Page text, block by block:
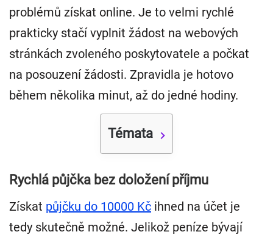
problémů získat online. Je to velmi rychlé
prakticky stačí vyplnit žádost na webových
stránkách zvoleného poskytovatele a počkat
na posouzení žádosti. Zpravidla je hotovo
během několika minut, až do jedné hodiny.
Témata
Rychlá půjčka bez doložení příjmu
Získat půjčku do 10000 Kč ihned na účet je
tedy skutečně možné. Jelikož peníze bývají